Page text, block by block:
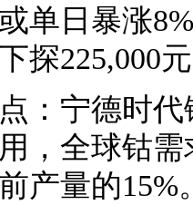
单日暴涨
探225,000
：宁德时
，全球钴
产量的15%